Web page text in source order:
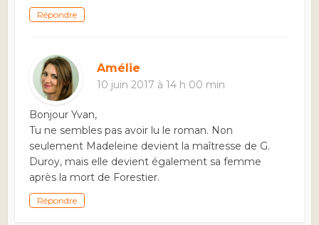
Répondre
Amélie
10 juin 2017 à 14 h 00 min
Bonjour Yvan,
Tu ne sembles pas avoir lu le roman. Non
seulement Madeleine devient la maîtresse de G.
Duroy, mais elle devient également sa femme
après la mort de Forestier.
Répondre